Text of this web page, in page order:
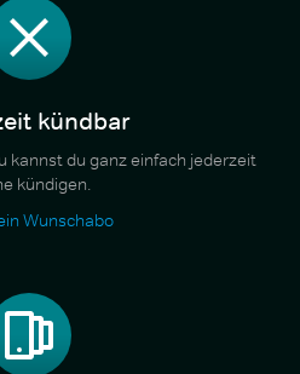
kündbar
kannst du ganz einfach jederzeit
kündigen.
Wunschabo